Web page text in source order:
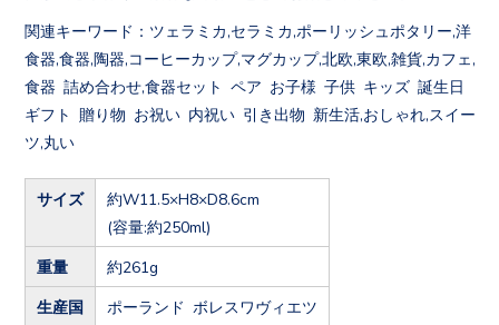
関連キーワード：ツェラミカ,セラミカ,ポーリッシュポタリー,洋
食器,食器,陶器,コーヒーカップ,マグカップ,北欧,東欧,雑貨,カフェ,
食器 詰め合わせ,食器セット ペア お子様 子供 キッズ 誕生日
ギフト 贈り物 お祝い 内祝い 引き出物 新生活,おしゃれ,スイー
ツ,丸い
サイズ
約W11.5×H8×D8.6cm
(容量:約250ml)
重量 約261g
生産国 ポーランド ボレスワヴィエツ